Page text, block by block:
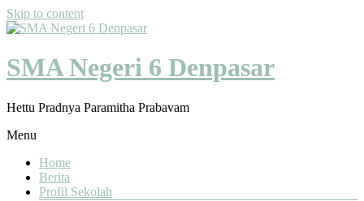
Skip to content
SMA Negeri 6 Denpasar
Hettu Pradnya Paramitha Prabavam
Menu
Home
Berita
Profil Sekolah